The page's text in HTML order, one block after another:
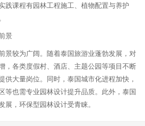
践课程有园林工程施工、植物配置与养护
景
景较为广阔。随着泰国旅游业蓬勃发展，对
，各类度假村、酒店、主题公园等项目不断
供大量岗位。同时，泰国城市化进程加快，
等也需专业园林设计提升品质。此外，泰国
展，环保型园林设计受青睐。